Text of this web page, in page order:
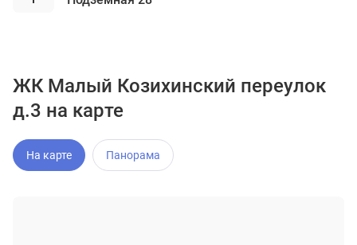
ЖК Малый Козихинский переулок
д.3 на карте
На карте Панорама